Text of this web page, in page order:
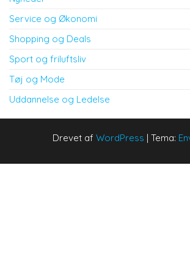
Service og Økonomi
Shopping og Deals
Sport og friluftsliv
Tøj og Mode
Uddannelse og Ledelse
Drevet af WordPress | Tema: